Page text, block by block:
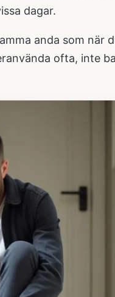
dagar.
anda som när
ofta, inte